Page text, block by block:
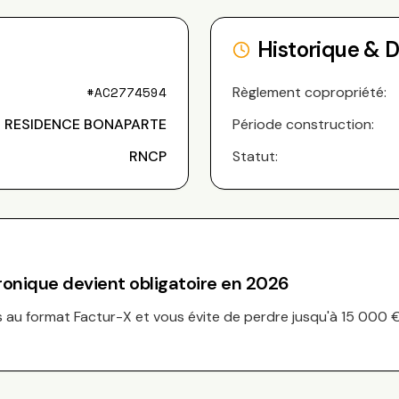
#AC2774594
RESIDENCE BONAPARTE
RNCP
Historique &
Règlement copropriété:
Période construction:
Statut:
devient obligatoire en 2026
format Factur-X et vous évite de perdre jusqu'à 15 000